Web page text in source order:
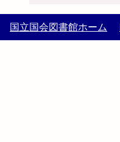
国立国会図書館ホーム